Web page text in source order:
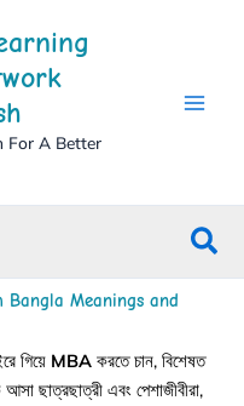
For A Better
Bangla Meanings and
গিয়ে MBA করতে চান, বিশেষত
আসা ছাত্রছাত্রী এবং পেশাজীবীরা,